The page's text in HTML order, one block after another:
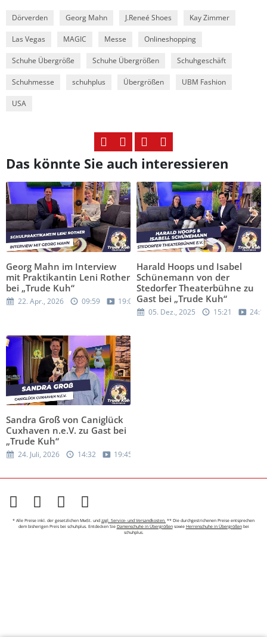
Dörverden Georg Mahn J.Reneé Shoes Kay Zimmer
Las Vegas MAGIC Messe Onlineshopping
Schuhe Übergröße Schuhe Übergrößen Schuhgeschäft
Schuhmesse schuhplus Übergrößen UBM Fashion
USA
Das könnte Sie auch interessieren
Georg Mahn im Interview
mit Praktikantin Leni Rother
bei „Trude Kuh“
22. Apr., 2026 09:59 19:05
Harald Hoops und Isabel
Schünemann von der
Stedorfer Theaterbühne zu
Gast bei „Trude Kuh“
05. Dez., 2025 15:21
Sandra Groß von Caniglück
Cuxhaven n.e.V. zu Gast bei
„Trude Kuh“
24. Juli, 2026 14:32 19:45
* Alle Preise inkl. der gesetzlichen MwSt. und zzgl. Service- und Versandkosten. ** Die durchgestrichenen Preise entsprechen
dem bisherigen Preis bei schuhplus. Entdecken Sie Damenschuhe in Übergrößensowie Herrenschuhe in Übergrößenbei
schuhplus.